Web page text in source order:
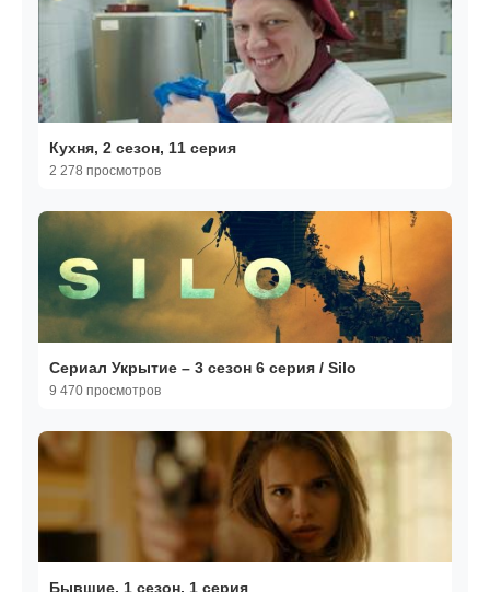
Кухня, 2 сезон, 11 серия
2 278 просмотров
Сериал Укрытие – 3 сезон 6 серия / Silo
9 470 просмотров
Бывшие, 1 сезон, 1 серия